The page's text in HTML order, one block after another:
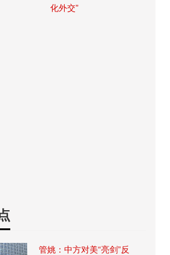
化外交”
管姚：中方对美“亮剑”反